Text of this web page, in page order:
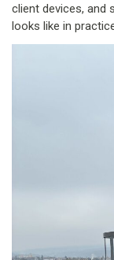
client devices, and
looks like in